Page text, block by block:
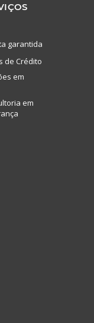
garantida
de Crédito
em
em